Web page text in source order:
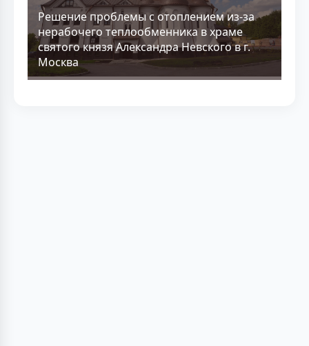
Решение проблемы с отоплением из-за
нерабочего теплообменника в храме
святого князя Александра Невского в г.
Москва